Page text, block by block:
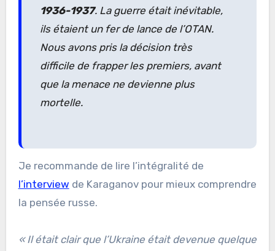
1936-1937. La guerre était inévitable,
ils étaient un fer de lance de l’OTAN.
Nous avons pris la décision très
difficile de frapper les premiers, avant
que la menace ne devienne plus
mortelle.
Je recommande de lire l’intégralité de
l’interview de Karaganov pour mieux comprendre
la pensée russe.
« Il était clair que l’Ukraine était devenue quelque